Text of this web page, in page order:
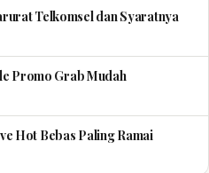
Telkomsel dan Syaratnya
Promo Grab Mudah
Hot Bebas Paling Ramai